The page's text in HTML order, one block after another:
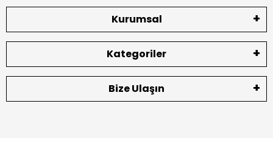
Kurumsal
Kategoriler
Bize Ulaşın